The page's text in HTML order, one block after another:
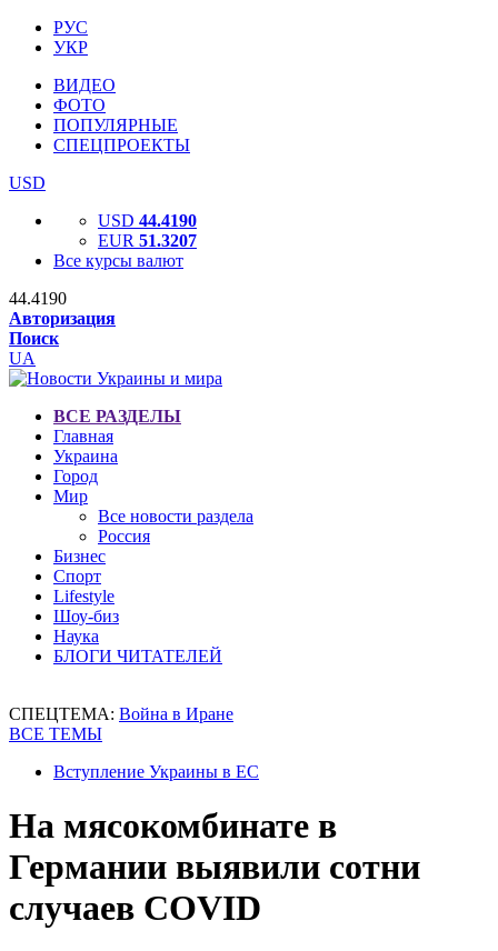
РУС
УКР
ВИДЕО
ФОТО
ПОПУЛЯРНЫЕ
СПЕЦПРОЕКТЫ
USD
USD 44.4190
EUR 51.3207
Все курсы валют
44.4190
Авторизация
Поиск
UA
ВСЕ РАЗДЕЛЫ
Главная
Украина
Город
Мир
Все новости раздела
Россия
Бизнес
Спорт
Lifestyle
Шоу-биз
Наука
БЛОГИ ЧИТАТЕЛЕЙ
СПЕЦТЕМА: Война в Иране
ВСЕ ТЕМЫ
Вступление Украины в ЕС
На мясокомбинате в
Германии выявили сотни
случаев COVID